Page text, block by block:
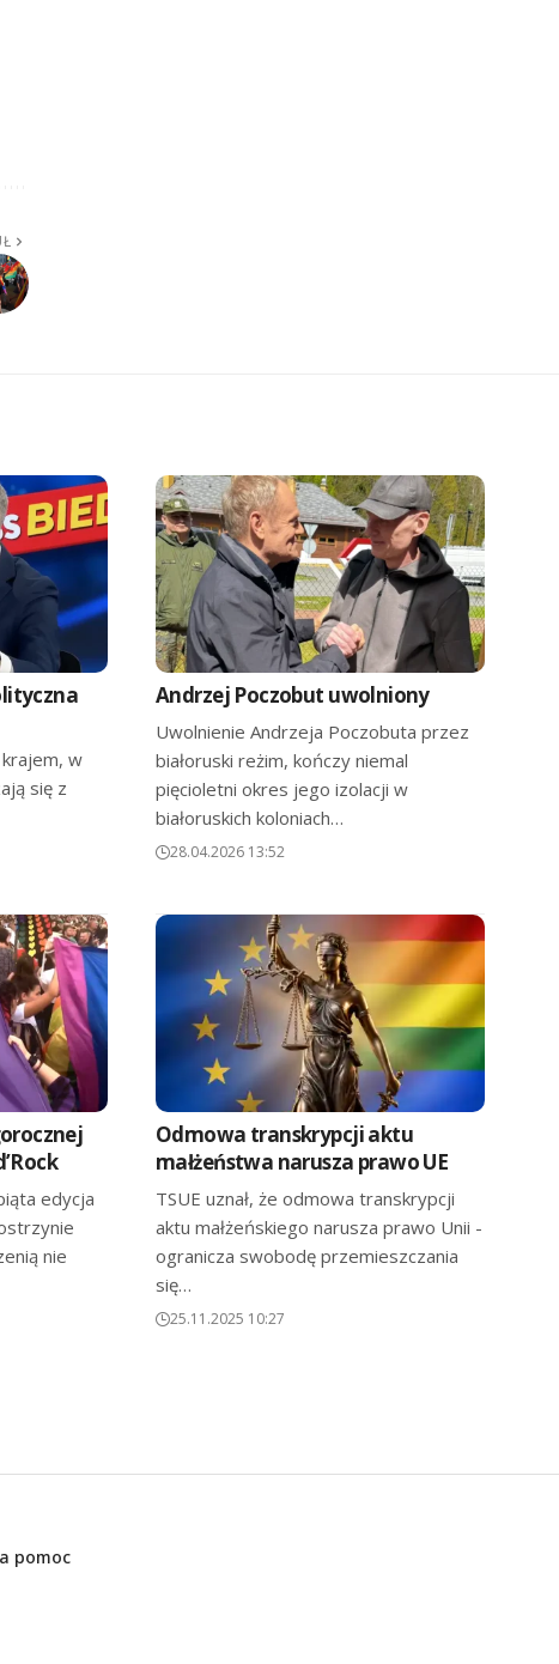
w
się z
Andrzej Poczobut uwolniony
Uwolnienie Andrzeja Poczobuta przez
białoruski reżim, kończy niemal
pięcioletni okres jego izolacji w
białoruskich koloniach…
28.04.2026 13:52
edycja
nie
Odmowa transkrypcji aktu
małżeństwa narusza prawo UE
TSUE uznał, że odmowa transkrypcji
aktu małżeńskiego narusza prawo Unii -
ogranicza swobodę przemieszczania
się…
25.11.2025 10:27
pomoc